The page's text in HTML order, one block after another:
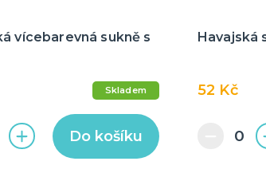
vícebarevná sukně s
Skladem
Do košíku
Havajská
52 Kč